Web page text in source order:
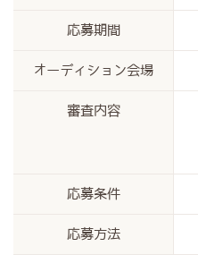
応募期間
オーディション会場
審査内容
応募条件
応募方法